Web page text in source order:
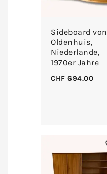
Sideboard von
Oldenhuis,
Niederlande,
1970er Jahre
CHF 694.00